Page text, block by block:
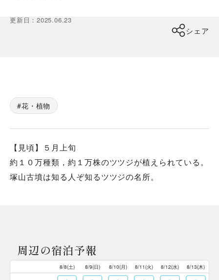
更新日 ：2025.06.23
シェア
花・植物
【見頃】５月上旬
約１０万種類，約１万株のツツジが植えられている。
塚山古墳は知る人ぞ知るツツジの名所。
周辺の宿泊予報
8/8(土) 8/9(日) 8/10(月) 8/11(火) 8/12(水) 8/13(木)